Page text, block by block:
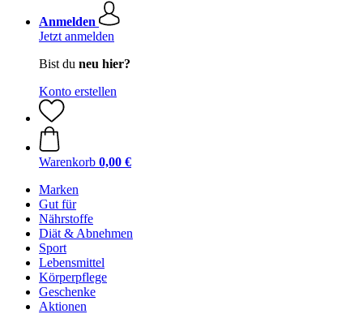
Anmelden
Jetzt anmelden
Bist du neu hier?
Konto erstellen
Warenkorb 0,00 €
Marken
Gut für
Nährstoffe
Diät & Abnehmen
Sport
Lebensmittel
Körperpflege
Geschenke
Aktionen